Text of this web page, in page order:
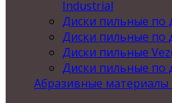
Industrial
Диски пильные по
Диски пильные по
Диски пильные
Диски пильные по
Абразивные материалы